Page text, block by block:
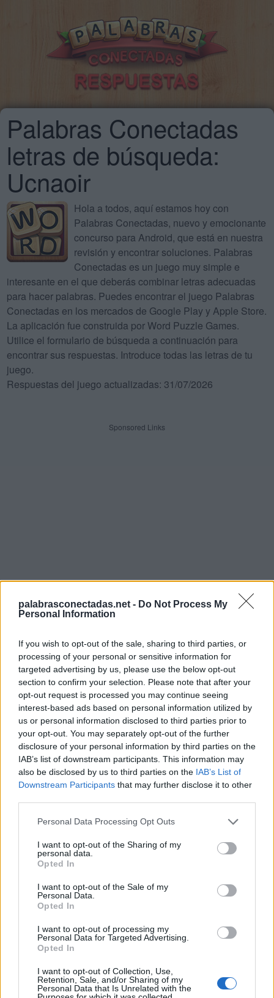
palabrasconectadas.net - Do Not Process My
Personal Information
If you wish to opt-out of the sale, sharing to third parties, or
processing of your personal or sensitive information for
targeted advertising by us, please use the below opt-out
section to confirm your selection. Please note that after your
opt-out request is processed you may continue seeing
interest-based ads based on personal information utilized by
us or personal information disclosed to third parties prior to
your opt-out. You may separately opt-out of the further
disclosure of your personal information by third parties on the
IAB’s list of downstream participants. This information may
also be disclosed by us to third parties on the IAB’s List of
Downstream Participants that may further disclose it to other
Personal Data Processing Opt Outs
I want to opt-out of the Sharing of my
personal data.
Opted In
I want to opt-out of the Sale of my
Personal Data.
Opted In
I want to opt-out of processing my
Personal Data for Targeted Advertising.
Opted In
I want to opt-out of Collection, Use,
Retention, Sale, and/or Sharing of my
Personal Data that Is Unrelated with the
Palabras Conectadas
letras de búsqueda:
Ucnaoir
Hola a todos, aquí estamos hoy con
Palabras Conectadas, nuevo y emocionante
concurso para Android, que está en nuestra
revisión y encontrar soluciones. Palabras
Conectadas es un juego muy simple e
interesante en el que deberás combinar letras adecuadas
para hacer palabras. Puedes encontrar el juego Palabras
Conectadas en los mercados de Google Play y Apple Store.
La aplicación fue construida por Word Puzzle Games.
Utilice el formulario de búsqueda a continuación para
encontrar sus respuestas. Introduce todas las letras de tu
juego.
Respuestas del juego actualizadas: 31/07/2026
Sponsored Links
Búsqueda por letras. Introduce
todas las letras del rompecabezas:
Búsqueda
por
letras.
Introduce
todas
letras
del
Buscar
Selecciona tu rompecabezas:
Nivel 4196
Letras: CAROUNI
Nivel 7728
Letras: CAROUNI
Nivel 12268
Letras: CAROUNI
Nivel 15923
Nivel 26227
Letras: CARINUO